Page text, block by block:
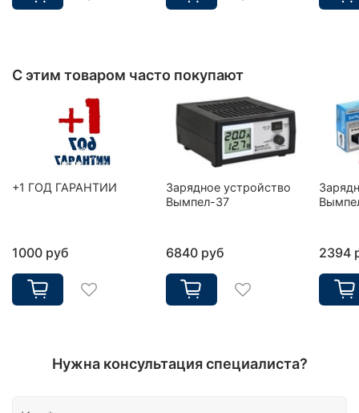
С этим товаром часто покупают
+1 ГОД ГАРАНТИИ
1000 руб
Зарядное устройство
Вымпел-37
6840 руб 2394
Нужна консультация специалиста?